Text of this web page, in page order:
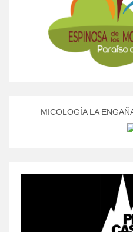
MICOLOGÍA LA